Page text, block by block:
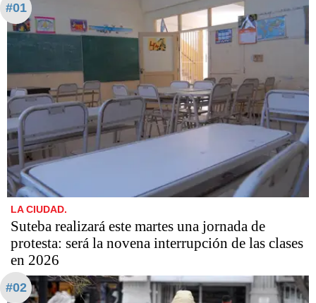
#01
LA CIUDAD.
Suteba realizará este martes una jornada de
protesta: será la novena interrupción de las clases
en 2026
#02